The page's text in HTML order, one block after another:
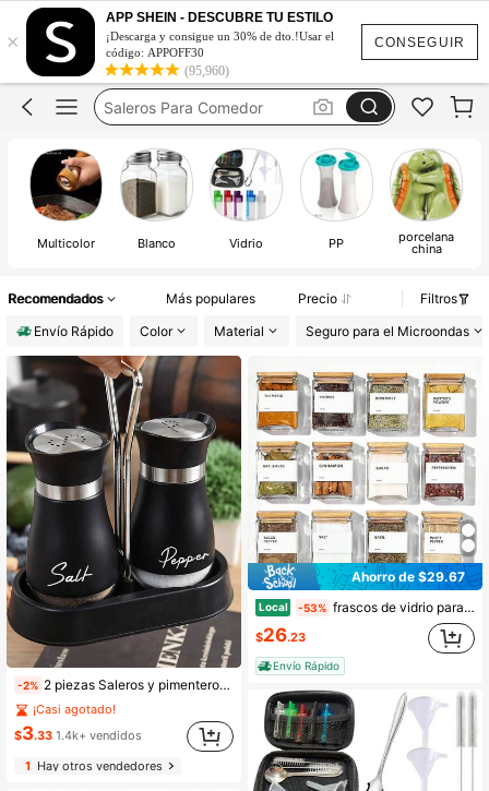
CONSEGUIR
×
APP SHEIN - DESCUBRE TU ESTILO
¡Descarga y consigue un 30% de dto.!Usar el
código: APPOFF30
(95,960)
Saleros De Cocina
Salero Y Pimentero
Saleros Para Comedor
Salero De Cocina
Saleros De Cocina
Multicolor Blanco Vidrio PP porcelana
china
Recomendados Más populares Precio
Filtros
Envío Rápido
Color Material Seguro para el Microondas
-2% 2 piezas Saleros y pimenteros de vidrio - Lindos frascos herméticos para condimentar (Negro y plateado), Adecuados para picnics al aire libre, BBQs y uso en la cocina, Regalo de Navidad 2025
¡Casi agotado!
$3.33 1.4k+ vendidos
1Hay otros vendedores
Ahorro de $29.67
Local -53% frascos de vidrio para especias con tapa de bamb recipientes cuadrados de 118 ml para especias para organizar la despensa botellas para condimentos con etiquetas cucharas embudo para sal y az car
$26.23
Envío Rápido